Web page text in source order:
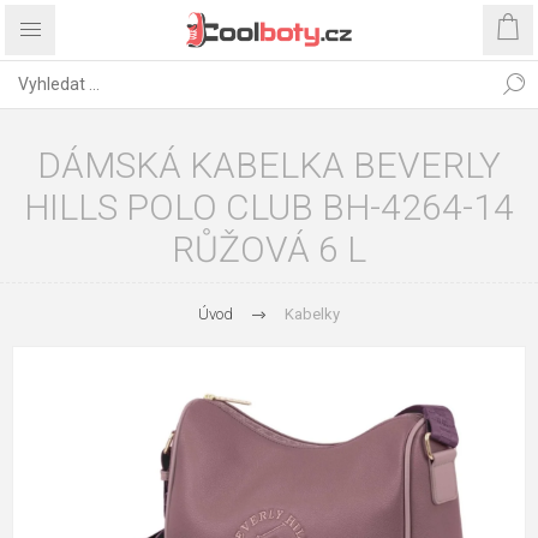
DÁMSKÁ KABELKA BEVERLY
HILLS POLO CLUB BH-4264-14
RŮŽOVÁ 6 L
Úvod Kabelky